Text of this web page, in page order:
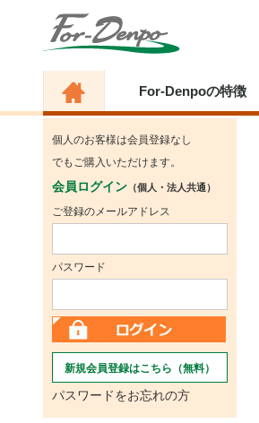
For-Denpoの特徴
個人のお客様は会員登録なし
でもご購入いただけます。
会員ログイン （個人・法人共通）
ご登録のメールアドレス
パスワード
新規会員登録はこちら（無料）
パスワードをお忘れの方